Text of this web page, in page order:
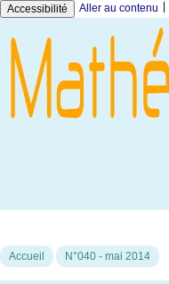
Accessibilité Aller au contenu
Accueil N°040 - mai 2014